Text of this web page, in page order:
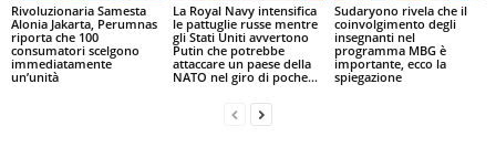
Rivoluzionaria Samesta
Alonia Jakarta, Perumnas
riporta che 100
consumatori scelgono
immediatamente
un’unità
La Royal Navy intensifica
le pattuglie russe mentre
gli Stati Uniti avvertono
Putin che potrebbe
attaccare un paese della
NATO nel giro di poche...
Sudaryono rivela che il
coinvolgimento degli
insegnanti nel
programma MBG è
importante, ecco la
spiegazione